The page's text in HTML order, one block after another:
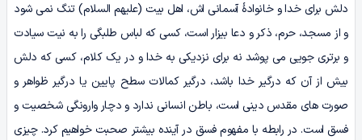
دلش برای خدا و خانوادۀ آسمانی اش، اهل بیت (علیهم السلام) تنگ نمی شود
و از مسجد، حرم، ذکر و دعا بیزار است، کسی که لباس طلبگی را به نیت سیادت
و برتری جویی می پوشد نه برای نزدیکی به خدا و در یک کلام، کسی که دلش
بیش از آن که درگیر خدا باشد، درگیر کمالات سطح پایین یا درگیر ظواهر و
صورت های مقدس دینی است، باطن انسانی ندارد و دچار وارونگی شخصیت و
فسق است. در رابطه با مفهوم فسق در آینده بیشتر صحبت خواهیم کرد. چیزی